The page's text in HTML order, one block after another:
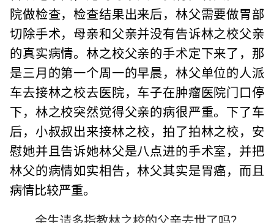
院做检查，检查结果出来后，林父需要做胃部
切除手术，母亲和父亲并没有告诉林之校父亲
的真实病情。林之校父亲的手术定下来了，那
是三月的第一个周一的早晨，林父单位的人派
车去接林之校去医院，车子在肿瘤医院门口停
下，林之校突然觉得父亲的病很严重。下了车
后，小叔叔出来接林之校，拍了拍林之校，安
慰她并且告诉她林父是八点进的手术室，并把
林父的病情如实相告，林父其实是胃癌，而且
病情比较严重。